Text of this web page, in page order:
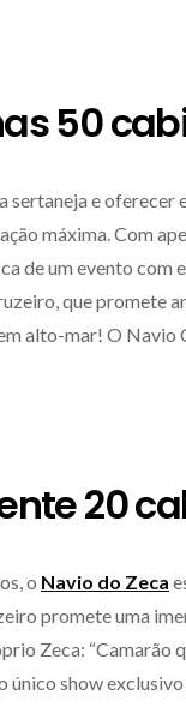
50
sertaneja e oferecer
máxima. Com
de um evento com
que promete
alto-mar! O Navio
20
o Navio do Zeca
promete uma
Zeca: “Camarão
show